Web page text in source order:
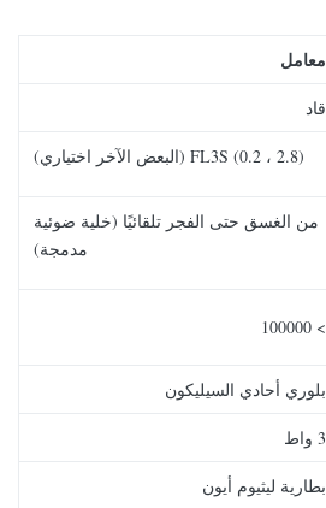
معامل
قاد
FL3S (0.2 ، 2.8) (البعض الآخر اختياري)
من الغسق حتى الفجر تلقائيًا (خلية ضوئية
مدمجة)
> 100000
بلوري أحادي السيليكون
3 واط
بطارية ليثيوم أيون